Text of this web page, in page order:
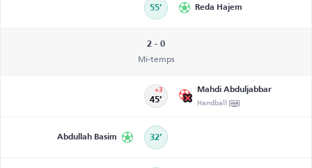
55’ Reda Hajem
2 - 0
Mi-temps
45’
+3 Mahdi Abduljabbar
Handball
Abdullah Basim 32’